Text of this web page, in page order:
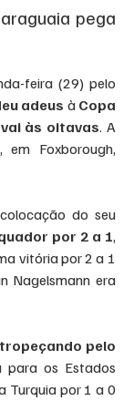
pega
adeus à Copa
vai às oitavas. A
Foxborough,
do seu
por 2 a 1,
vitória por 2 a 1
Nagelsmann era
tropeçando pelo
para os Estados
Turquia por 1 a 0